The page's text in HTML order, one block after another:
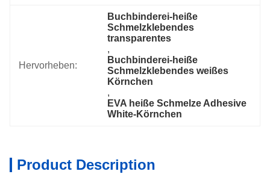
Hervorheben:
Buchbinderei-heiße
Schmelzklebendes
transparentes
,
Buchbinderei-heiße
Schmelzklebendes weißes
Körnchen
,
EVA heiße Schmelze Adhesive
White-Körnchen
Product Description